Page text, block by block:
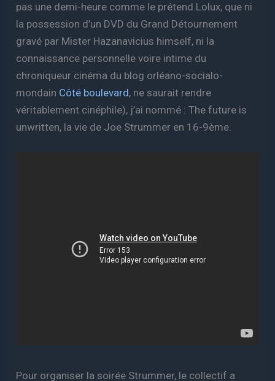
pas une demi-heure comme le prétend Lolux, que ni
la possession d’un DVD du Grand Détournement
gravé par Mister Hazanavicius himself, ni la
connaissance personnelle voire intime du
chroniqueur cinéma du blog orléano-socialo-
mondain Côté boulevard, ne saurait rendre
véritablement cinéphile), j’ai nommé : The future is
unwritten, la vie de Joe Strummer en 16-9ème.
Pour organiser la soirée Strummer, le collectif a